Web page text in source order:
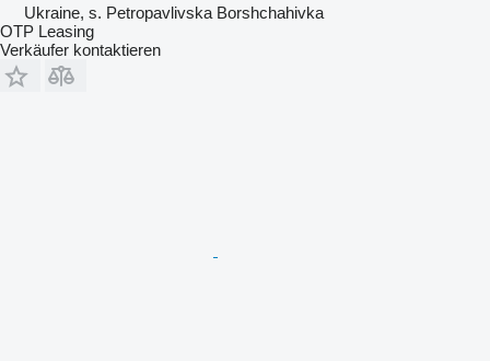
Ukraine, s. Petropavlivska Borshchahivka
OTP Leasing
Verkäufer kontaktieren